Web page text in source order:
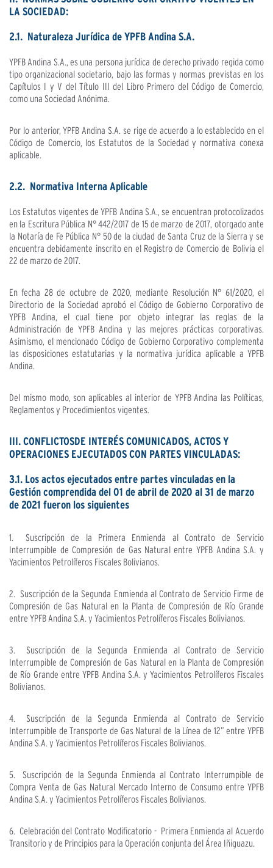
LA SOCIEDAD:
2.1. Naturaleza Jurídica de YPFB Andina S.A.
YPFB Andina S.A., es una persona jurídica de derecho privado regida como
tipo organizacional societario, bajo las formas y normas previstas en los
Capítulos I y V del Título III del Libro Primero del Código de Comercio,
como una Sociedad Anónima.
Por lo anterior, YPFB Andina S.A. se rige de acuerdo a lo establecido en el
Código de Comercio, los Estatutos de la Sociedad y normativa conexa
aplicable.
2.2. Normativa Interna Aplicable
Los Estatutos vigentes de YPFB Andina S.A., se encuentran protocolizados
en la Escritura Pública N° 442/2017 de 15 de marzo de 2017, otorgado ante
la Notaría de Fe Pública N° 50 de la ciudad de Santa Cruz de la Sierra y se
encuentra debidamente inscrito en el Registro de Comercio de Bolivia el
22 de marzo de 2017.
En fecha 28 de octubre de 2020, mediante Resolución N° 61/2020, el
Directorio de la Sociedad aprobó el Código de Gobierno Corporativo de
YPFB Andina, el cual tiene por objeto integrar las reglas de la
Administración de YPFB Andina y las mejores prác­ticas corporativas.
Asimismo, el mencionado Código de Gobierno Corporativo complementa
las disposiciones estatutarias y la normativa jurídica aplicable a YPFB
Andina.
Del mismo modo, son aplicables al interior de YPFB Andina las Políticas,
Reglamentos y Procedimientos vigentes.
III. CONFLICTOSDE INTERÉS COMUNICADOS, ACTOS Y
OPERACIONES EJECUTADOS CON PARTES VINCULADAS:
3.1. Los actos ejecutados entre partes vinculadas en la
Gestión comprendida del 01 de abril de 2020 al 31 de marzo
de 2021 fueron los siguientes
1. Suscripción de la Primera Enmienda al Contrato de Servicio
Interrumpible de Compresión de Gas Natural entre YPFB Andina S.A. y
Yacimientos Petrolíferos Fiscales Bolivianos.
2. Suscripción de la Segunda Enmienda al Contrato de Servicio Firme de
Compresión de Gas Natural en la Planta de Compresión de Río Grande
entre YPFB Andina S.A. y Yacimientos Petrolíferos Fiscales Bolivianos.
3. Suscripción de la Segunda Enmienda al Contrato de Servicio
Interrumpible de Compresión de Gas Natural en la Planta de Compresión
de Río Grande entre YPFB Andina S.A. y Yacimientos Petrolíferos Fiscales
Bolivianos.
4. Suscripción de la Segunda Enmienda al Contrato de Servicio
Interrumpible de Transporte de Gas Natural de la Línea de 12” entre YPFB
Andina S.A. y Yacimientos Petrolíferos Fiscales Bolivianos.
5. Suscripción de la Segunda Enmienda al Contrato Interrumpible de
Compra Venta de Gas Natural Mercado Interno de Consumo entre YPFB
Andina S.A. y Yacimientos Petrolíferos Fiscales Bolivianos.
6. Celebración del Contrato Modificatorio - Primera Enmienda al Acuerdo
Transitorio y de Principios para la Operación conjunta del Área Iñiguazu.